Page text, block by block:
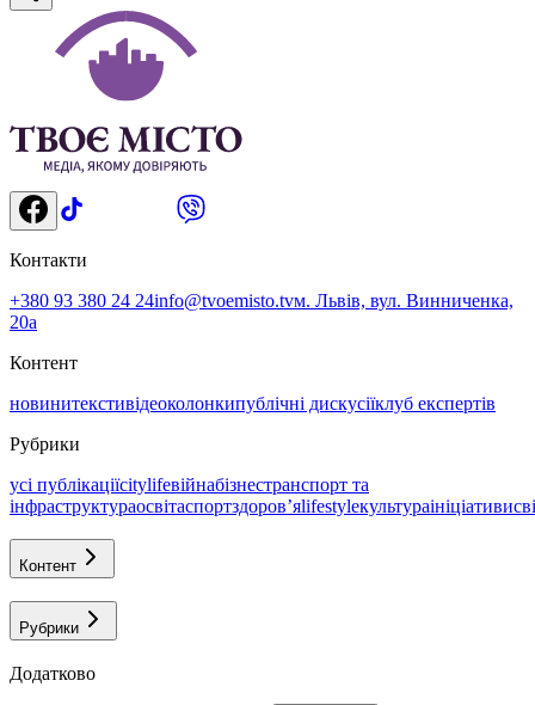
Контакти
+380 93 380 24 24info@tvoemisto.tvм. Львів, вул. Винниченка,
20а
Контент
новинитекстивідеоколонкипублічні дискусіїклуб експертів
Рубрики
усі публікаціїcitylifeвійнабізнестранспорт та
інфраструктураосвітаспортздоровʼяlifestyleкультураініціативи
Контент
Рубрики
Додатково